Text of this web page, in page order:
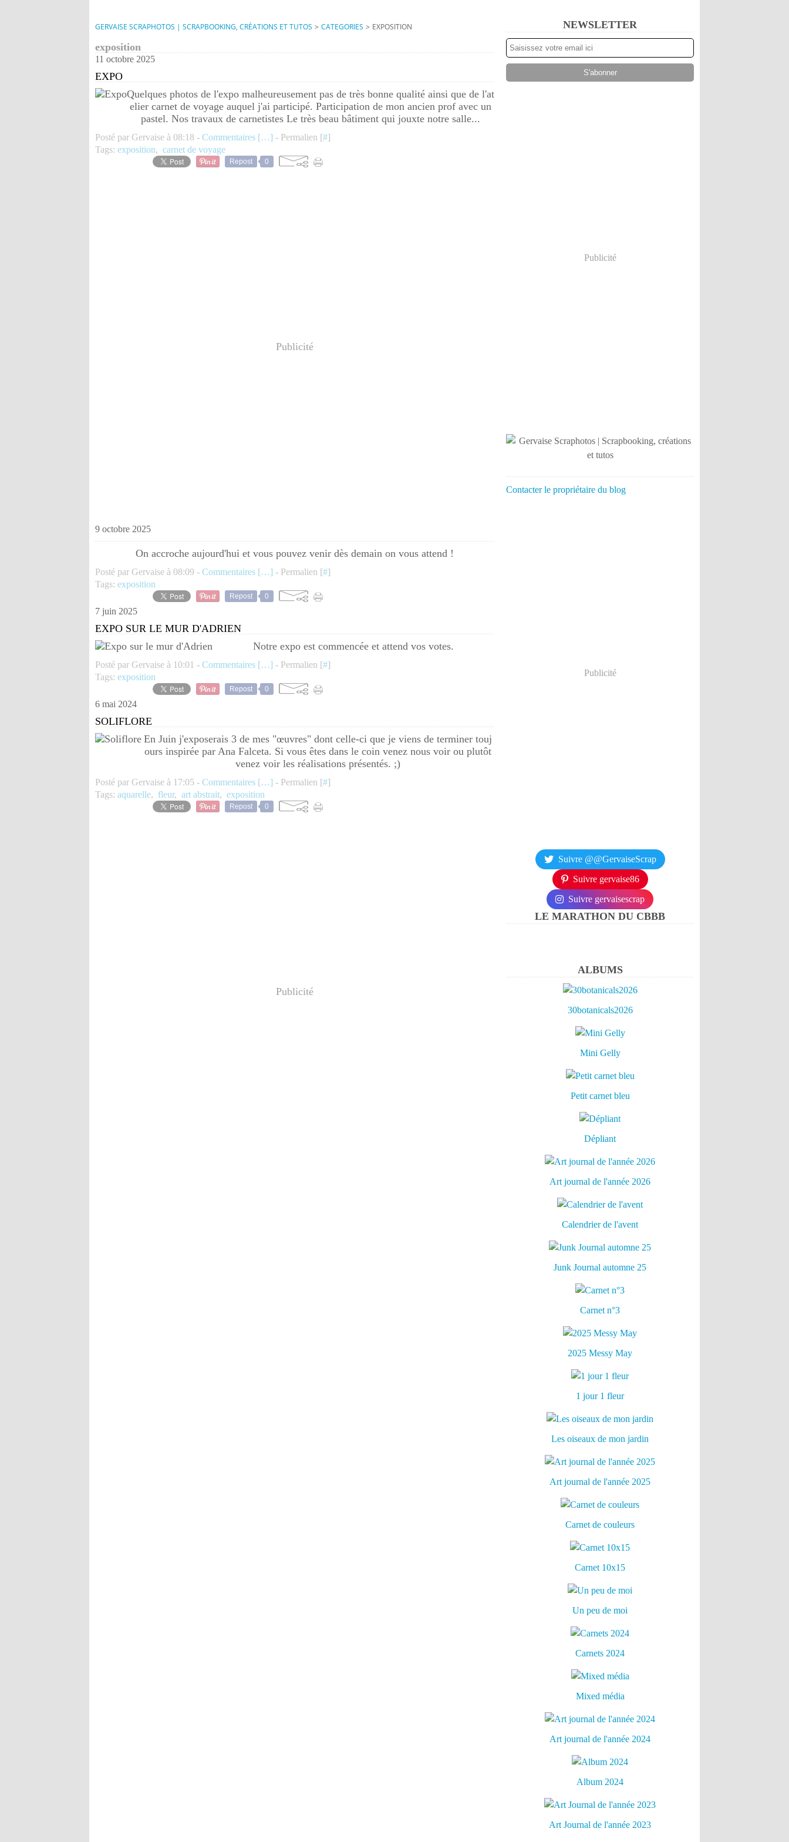
GERVAISE SCRAPHOTOS | SCRAPBOOKING, CRÉATIONS ET TUTOS > CATEGORIES > EXPOSITION
exposition
11 octobre 2025
EXPO
Quelques photos de l'expo malheureusement pas de très bonne qualité ainsi que de l'at
elier carnet de voyage auquel j'ai participé. Participation de mon ancien prof avec un
pastel. Nos travaux de carnetistes Le très beau bâtiment qui jouxte notre salle...
Posté par Gervaise à 08:18 - Commentaires […] - Permalien [#]
Tags: exposition, carnet de voyage
Repost 0
Publicité
9 octobre 2025
On accroche aujourd'hui et vous pouvez venir dès demain on vous attend !
Posté par Gervaise à 08:09 - Commentaires […] - Permalien [#]
Tags: exposition
Repost 0
7 juin 2025
EXPO SUR LE MUR D'ADRIEN
Notre expo est commencée et attend vos votes.
Posté par Gervaise à 10:01 - Commentaires […] - Permalien [#]
Tags: exposition
Repost 0
6 mai 2024
SOLIFLORE
En Juin j'exposerais 3 de mes "œuvres" dont celle-ci que je viens de terminer touj
ours inspirée par Ana Falceta. Si vous êtes dans le coin venez nous voir ou plutôt
venez voir les réalisations présentés. ;)
Posté par Gervaise à 17:05 - Commentaires […] - Permalien [#]
Tags: aquarelle, fleur, art abstrait, exposition
Repost 0
Publicité
NEWSLETTER
Publicité
Contacter le propriétaire du blog
Publicité
Suivre @@GervaiseScrap
Suivre gervaise86
Suivre gervaisescrap
LE MARATHON DU CBBB
ALBUMS
30botanicals2026
Mini Gelly
Petit carnet bleu
Dépliant
Art journal de l'année 2026
Calendrier de l'avent
Junk Journal automne 25
Carnet n°3
2025 Messy May
1 jour 1 fleur
Les oiseaux de mon jardin
Art journal de l'année 2025
Carnet de couleurs
Carnet 10x15
Un peu de moi
Carnets 2024
Mixed média
Art journal de l'année 2024
Album 2024
Art Journal de l'année 2023